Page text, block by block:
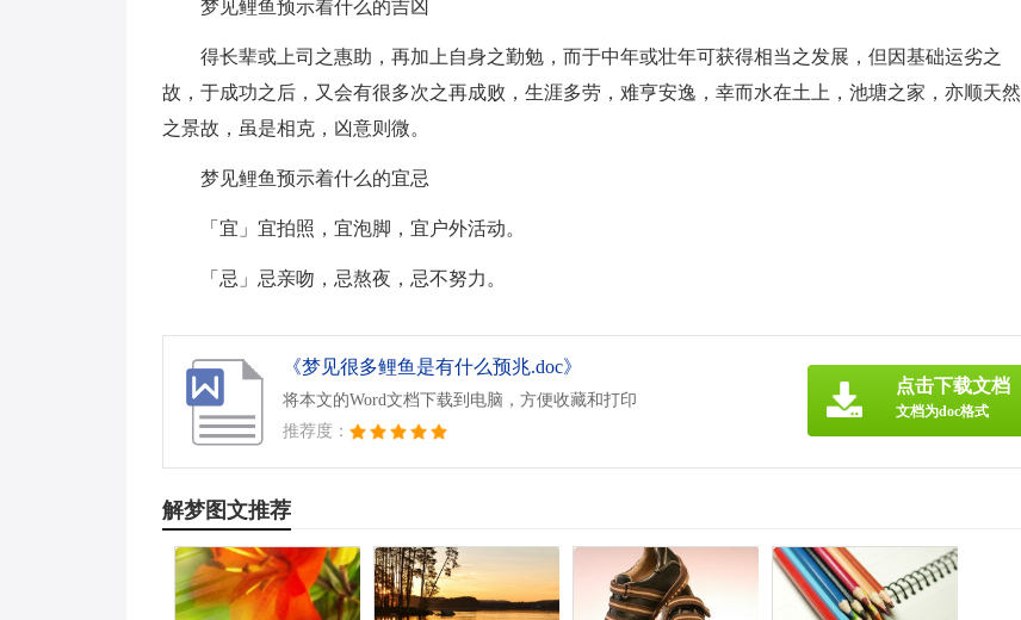
梦见鲤鱼预示着什么的吉凶
得长辈或上司之惠助，再加上自身之勤勉，而于中年或壮年可获得相当之发展，但因基础运劣之
故，于成功之后，又会有很多次之再成败，生涯多劳，难亨安逸，幸而水在土上，池塘之家，亦顺天然
之景故，虽是相克，凶意则微。
梦见鲤鱼预示着什么的宜忌
「宜」宜拍照，宜泡脚，宜户外活动。
「忌」忌亲吻，忌熬夜，忌不努力。
《梦见很多鲤鱼是有什么预兆.doc》
将本文的Word文档下载到电脑，方便收藏和打印
推荐度：
点击下载文档
文档为doc格式
解梦图文推荐